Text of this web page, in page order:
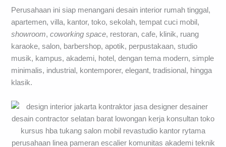
Perusahaan ini siap menangani desain interior rumah tinggal,
apartemen, villa, kantor, toko, sekolah, tempat cuci mobil,
showroom,coworking space, restoran, cafe, klinik, ruang
karaoke, salon, barbershop, apotik, perpustakaan, studio
musik, kampus, akademi, hotel, dengan tema modern, simple
minimalis, industrial, kontemporer, elegant, tradisional, hingga
klasik.